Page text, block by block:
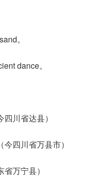
。
dance。
川省达县）
四川省万县市）
万宁县）